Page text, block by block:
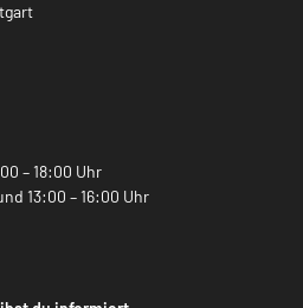
– 18:00 Uhr
13:00 – 16:00 Uhr